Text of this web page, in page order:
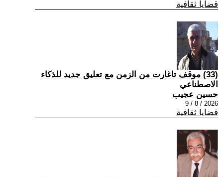
قضايا ثقافية
(33) موقف تاغارت من الزمن مع تعليق جديد للذكاء
الاصطناعي
حسين عجيب
2026 / 8 / 9
قضايا ثقافية